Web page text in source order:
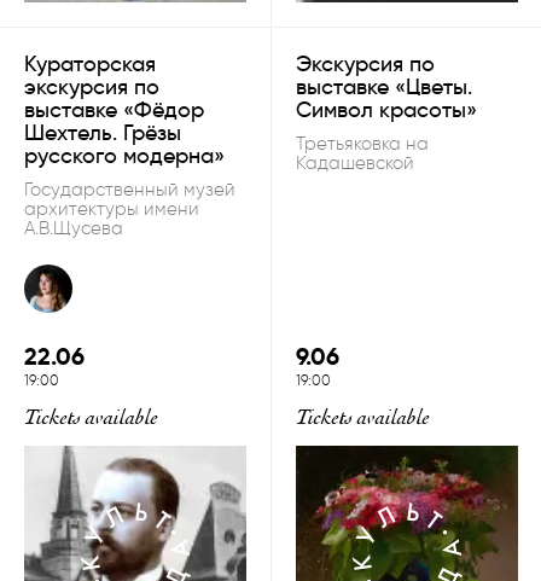
Кураторская
экскурсия по
выставке «Фёдор
Шехтель. Грёзы
русского модерна»
Государственный музей
архитектуры имени
А.В.Щусева
Tickets available
22.06
19:00
Экскурсия по
выставке «Цветы.
Символ красоты»
Третьяковка на
Кадашевской
Tickets available
9.06
19:00